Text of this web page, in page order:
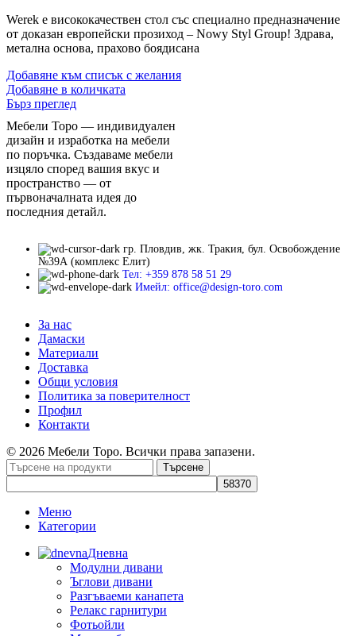
Werek e висококачествен стол със специално предназначение
от доказан европейски прозиход – Nowy Styl Group! Здрава,
метална основа, прахово боядисана
Добавяне към списък с желания
Добавяне в количката
Бърз преглед
Мебели Торо — индивидуален
дизайн и изработка на мебели
по поръчка. Създаваме мебели
изцяло според вашия вкус и
пространство — от
първоначалната идея до
последния детайл.
гр. Пловдив, жк. Тракия, бул. Освобождение
№39А (комплекс Елит)
Тел: +359 878 58 51 29
Имейл: office@design-toro.com
За нас
Дамаски
Материали
Доставка
Общи условия
Политика за поверителност
Профил
Контакти
© 2026 Мебели Торо. Всички права запазени.
Търсене
Меню
Категории
Дневна
Модулни дивани
Ъглови дивани
Разгъваеми канапета
Релакс гарнитури
Фотьойли